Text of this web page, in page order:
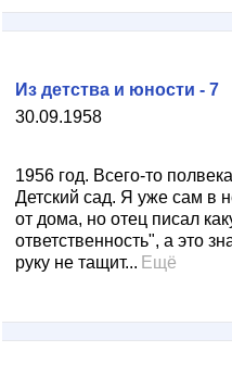
30.09.1958
Из детства и юности - 7
1956 год. Всего-то
Детский сад. Я уже сам в
от дома, но отец писал
ответственность", а это
руку не тащит... Ещё